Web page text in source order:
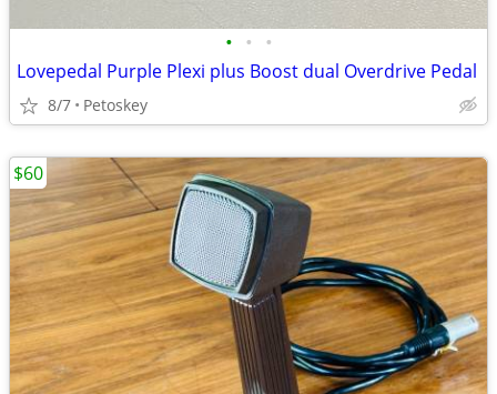
• • •
Lovepedal Purple Plexi plus Boost dual Overdrive Pedal
8/7 Petoskey
$60